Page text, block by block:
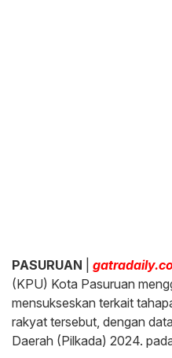
PASURUAN
(KPU) Kota Pasuruan
mensukseskan terkait
rakyat tersebut, dengan
Daerah (Pilkada) 2024.